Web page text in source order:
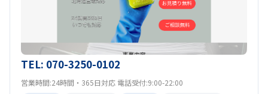
TEL: 070-3250-0102
営業時間:24時間・365日対応 電話受付:9:00-22:00